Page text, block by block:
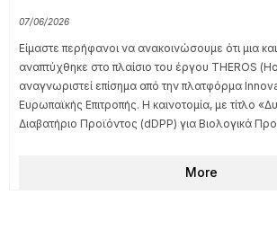
07/06/2026
Είμαστε περήφανοι να ανακοινώσουμε ότι μια
αναπτύχθηκε στο πλαίσιο του έργου THEROS
αναγνωριστεί επίσημα από την πλατφόρμα
Ευρωπαϊκής Επιτροπής. Η καινοτομία, με τίτλο
Διαβατήριο Προϊόντος (dDPP) για Βιολογικά
More